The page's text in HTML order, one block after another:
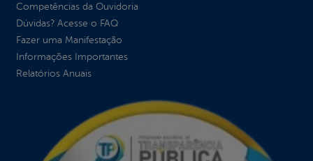
Competências da Ouvidoria
Dúvidas? Acesse o FAQ
Fazer uma Manifestação
Informações Importantes
Relatórios Anuais